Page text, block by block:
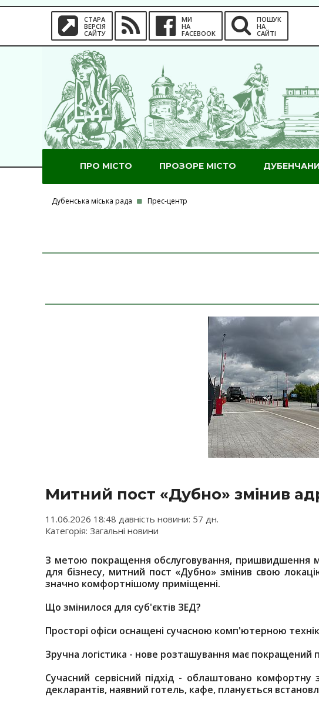
СТАРА
ВЕРСІЯ
САЙТУ
МИ
НА
FACEBOOK
ПОШУК
НА
САЙТІ
ПРО МІСТО ПРОЗОРЕ МІСТО
Дубенська міська рада Прес-центр
Митний пост «Дубно» змінив
11.06.2026 18:48 давність новини: 57 дн.
Категорія: Загальні новини
З метою покращення обслуговування, пришвидшення
для бізнесу, митний пост «Дубно» змінив свою
значно комфортнішому приміщенні.
Що змінилося для суб'єктів ЗЕД?
Просторі офіси оснащені сучасною комп'ютерною
Зручна логістика - нове розташування має покращений
Сучасний сервісний підхід - облаштовано комфортну
декларантів, наявний готель, кафе, планується